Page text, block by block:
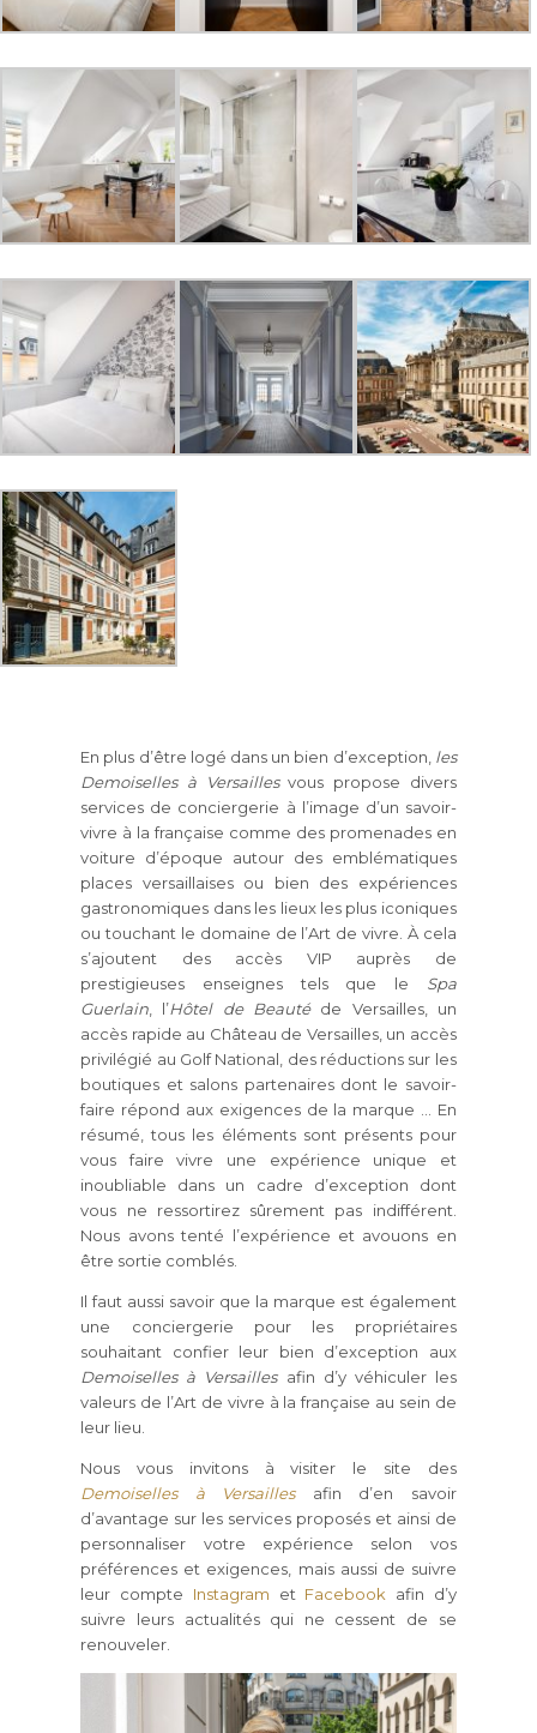
En plus d’être logé dans un bien d’exception, les
Demoiselles à Versaillesvous propose divers
services de conciergerie à l’image d’un savoir-
vivre à la française comme des promenades en
voiture d’époque autour des emblématiques
places versaillaises ou bien des expériences
gastronomiques dans les lieux les plus iconiques
ou touchant le domaine de l’Art de vivre. À cela
s’ajoutent des accès VIP auprès de
prestigieuses enseignes tels que le Spa
Guerlain , l’Hôtel de Beautéde Versailles, un
accès rapide au Château de Versailles, un accès
privilégié au Golf National, des réductions sur les
boutiques et salons partenaires dont le savoir-
faire répond aux exigences de la marque … En
résumé, tous les éléments sont présents pour
vous faire vivre une expérience unique et
inoubliable dans un cadre d’exception dont
vous ne ressortirez sûrement pas indifférent.
Nous avons tenté l’expérience et avouons en
être sortie comblés.
Il faut aussi savoir que la marque est également
une conciergerie pour les propriétaires
souhaitant confier leur bien d’exception aux
Demoiselles à Versaillesafin d’y véhiculer les
valeurs de l’Art de vivre à la française au sein de
leur lieu.
Nous vous invitons à visiter le site des
Demoiselles à Versaillesafin d’en savoir
d’avantage sur les services proposés et ainsi de
personnaliser votre expérience selon vos
préférences et exigences, mais aussi de suivre
leur compte Instagram et Facebook afin d’y
suivre leurs actualités qui ne cessent de se
renouveler.